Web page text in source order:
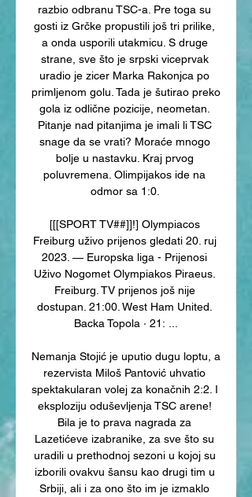
razbio odbranu TSC-a. Pre toga su
gosti iz Grčke propustili još tri prilike,
a onda usporili utakmicu. S druge
strane, sve što je srpski viceprvak
uradio je zicer Marka Rakonjca po
primljenom golu. Tada je šutirao preko
gola iz odlične pozicije, neometan.
Pitanje nad pitanjima je imali li TSC
snage da se vrati? Moraće mnogo
bolje u nastavku. Kraj prvog
poluvremena. Olimpijakos ide na
odmor sa 1:0.
[[[SPORT TV##]]!] Olympiacos
Freiburg uživo prijenos gledati 20. ruj
2023. — Europska liga - Prijenosi
Uživo Nogomet Olympiakos Piraeus.
Freiburg. TV prijenos još nije
dostupan. 21:00. West Ham United.
Backa Topola · 21: ...
Nemanja Stojić je uputio dugu loptu, a
rezervista Miloš Pantović uhvatio
spektakularan volej za konačnih 2:2. I
eksploziju oduševljenja TSC arene!
Bila je to prava nagrada za
Lazetićeve izabranike, za sve što su
uradili u prethodnoj sezoni u kojoj su
izborili ovakvu šansu kao drugi tim u
Srbiji, ali i za ono što im je izmaklo